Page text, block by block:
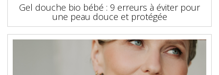
Gel douche bio bébé : 9 erreurs à éviter pour
une peau douce et protégée